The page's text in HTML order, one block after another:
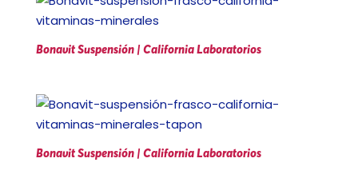
Bonavit Suspensión | California Laboratorios
Bonavit Suspensión | California Laboratorios